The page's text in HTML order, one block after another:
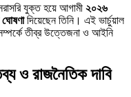
যুক্ত হয়ে আগামী ২০২৬
ঘোষণাদিয়েছেন তিনি। এই ভার্চুয়াল
তীব্র উত্তেজনা ও আইনি
ও রাজনৈতিক দাবি